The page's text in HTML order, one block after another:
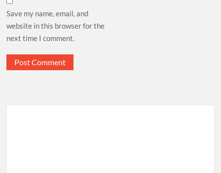
Save my name, email, and
website in this browser for the
next time I comment.